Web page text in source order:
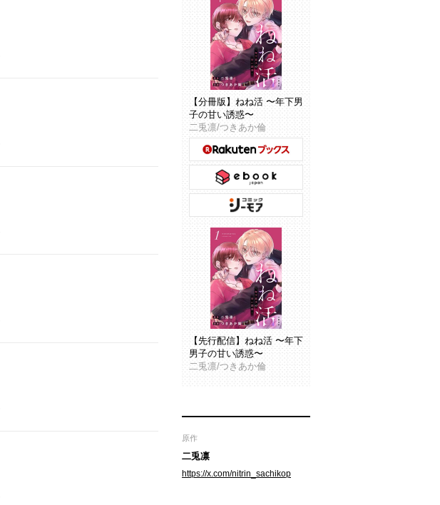
【分冊版】ねね活 〜年下男
子の甘い誘惑〜
二兎凛/つきあか倫
【先行配信】ねね活 〜年下
男子の甘い誘惑〜
二兎凛/つきあか倫
原作
二兎凛
https://x.com/nitrin_sachikop